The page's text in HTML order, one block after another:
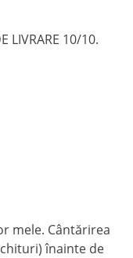
LIVRARE 10/10.
mele. Cântărirea
înainte de